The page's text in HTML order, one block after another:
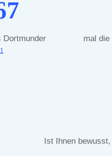
Dortmunder
1
mal
Ist Ihnen